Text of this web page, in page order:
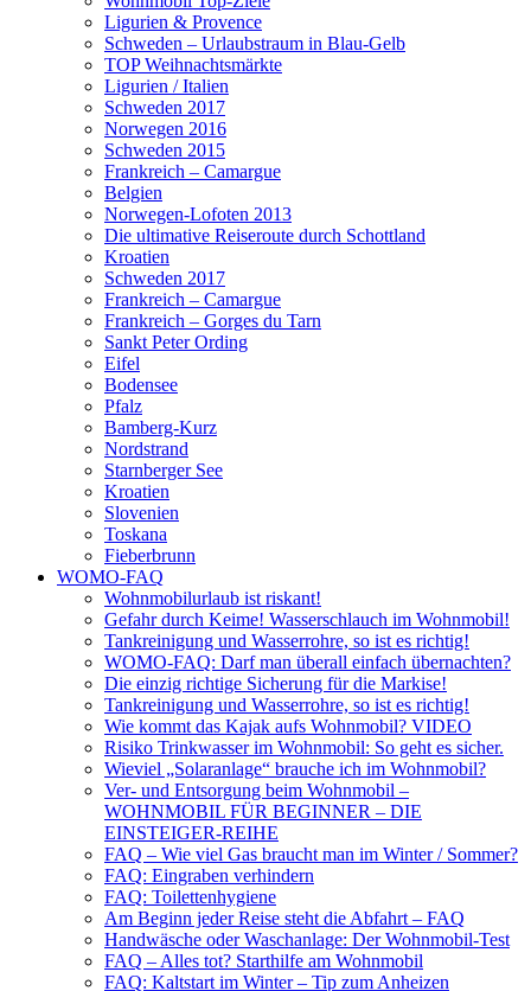
Ligurien & Provence
Schweden – Urlaubstraum in Blau-Gelb
TOP Weihnachtsmärkte
Ligurien / Italien
Schweden 2017
Norwegen 2016
Schweden 2015
Frankreich – Camargue
Belgien
Norwegen-Lofoten 2013
Die ultimative Reiseroute durch Schottland
Kroatien
Schweden 2017
Frankreich – Camargue
Frankreich – Gorges du Tarn
Sankt Peter Ording
Eifel
Bodensee
Pfalz
Bamberg-Kurz
Nordstrand
Starnberger See
Kroatien
Slovenien
Toskana
Fieberbrunn
WOMO-FAQ
Wohnmobilurlaub ist riskant!
Gefahr durch Keime! Wasserschlauch im Wohnmobil!
Tankreinigung und Wasserrohre, so ist es richtig!
WOMO-FAQ: Darf man überall einfach übernachten?
Die einzig richtige Sicherung für die Markise!
Tankreinigung und Wasserrohre, so ist es richtig!
Wie kommt das Kajak aufs Wohnmobil? VIDEO
Risiko Trinkwasser im Wohnmobil: So geht es sicher.
Wieviel „Solaranlage“ brauche ich im Wohnmobil?
Ver- und Entsorgung beim Wohnmobil –
WOHNMOBIL FÜR BEGINNER – DIE
EINSTEIGER-REIHE
FAQ – Wie viel Gas braucht man im Winter / Sommer?
FAQ: Eingraben verhindern
FAQ: Toilettenhygiene
Am Beginn jeder Reise steht die Abfahrt – FAQ
Handwäsche oder Waschanlage: Der Wohnmobil-Test
FAQ – Alles tot? Starthilfe am Wohnmobil
FAQ: Kaltstart im Winter – Tip zum Anheizen